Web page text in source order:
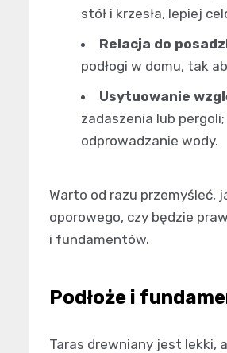
stół i krzesła, lepiej
Relacja do
podłogi w domu, tak
Usytuowanie
zadaszenia lub
odprowadzanie wody.
Warto od razu przemyśleć,
oporowego, czy będzie
i fundamentów.
Podłoże i
Taras drewniany jest lekki,